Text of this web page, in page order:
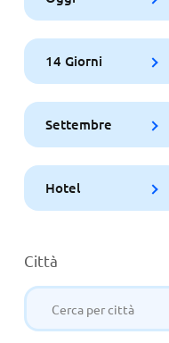
14 Giorni
Settembre
Hotel
Città